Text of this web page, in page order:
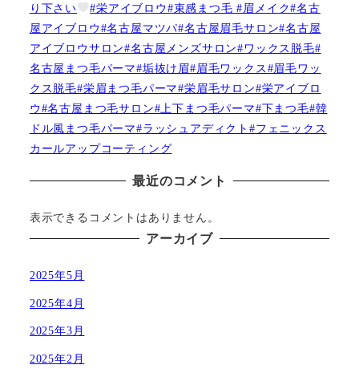
り下さい
#栄アイブロウ#束感まつ毛 #眉メイク#名古
屋アイブロウ#名古屋マツパ#名古屋眉毛サロン#名古屋
アイブロウサロン#名古屋メンズサロン#ワックス脱毛#
名古屋まつ毛パーマ#垢抜け眉#眉毛ワックス#眉毛ワッ
クス脱毛#栄眉まつ毛パーマ#栄眉毛サロン#栄アイブロ
ウ#名古屋まつ毛サロン#上下まつ毛パーマ#下まつ毛#韓
ドル風まつ毛パーマ#ラッシュアディクト#フェニックス
カールアップコーティング
最近のコメント
表示できるコメントはありません。
アーカイブ
2025年5月
2025年4月
2025年3月
2025年2月